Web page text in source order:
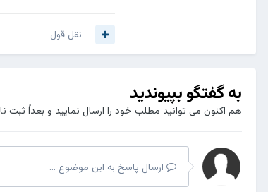
نقل قول
به گفتگو بپیوندید
هم اکنون می توانید مطلب خود را ارسال نمایید و بعداً ثبت
ارسال پاسخ به این موضوع ...